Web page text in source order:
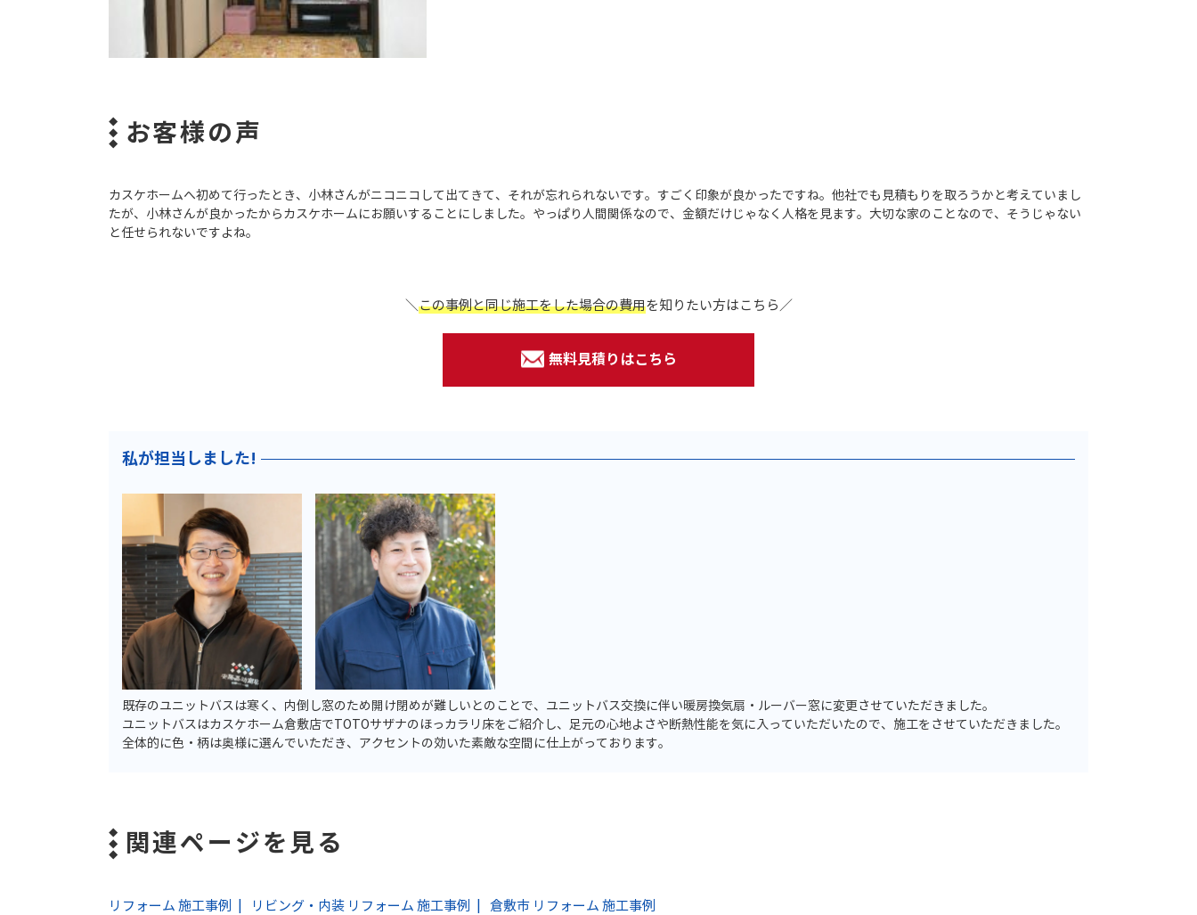
お客様の声
カスケホームへ初めて行ったとき、小林さんがニコニコして出てきて、それが忘れられないです。すごく印象が良かったですね。他社でも見積もりを取ろうかと考えていまし
たが、小林さんが良かったからカスケホームにお願いすることにしました。やっぱり人間関係なので、金額だけじゃなく人格を見ます。大切な家のことなので、そうじゃない
と任せられないですよね。
＼この事例と同じ施工をした場合の費用を知りたい方はこちら／
無料見積りはこちら
私が担当しました!
既存のユニットバスは寒く、内倒し窓のため開け閉めが難しいとのことで、ユニットバス交換に伴い暖房換気扇・ルーバー窓に変更させていただきました。
ユニットバスはカスケホーム倉敷店でTOTOサザナのほっカラリ床をご紹介し、足元の心地よさや断熱性能を気に入っていただいたので、施工をさせていただきました。
全体的に色・柄は奥様に選んでいただき、アクセントの効いた素敵な空間に仕上がっております。
関連ページを見る
リフォーム 施工事例 リビング・内装 リフォーム 施工事例 倉敷市 リフォーム 施工事例